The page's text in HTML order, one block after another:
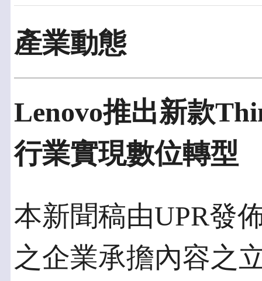
產業動態
Lenovo推出新款
行業實現數位轉型
本新聞稿由UPR發
之企業承擔內容之